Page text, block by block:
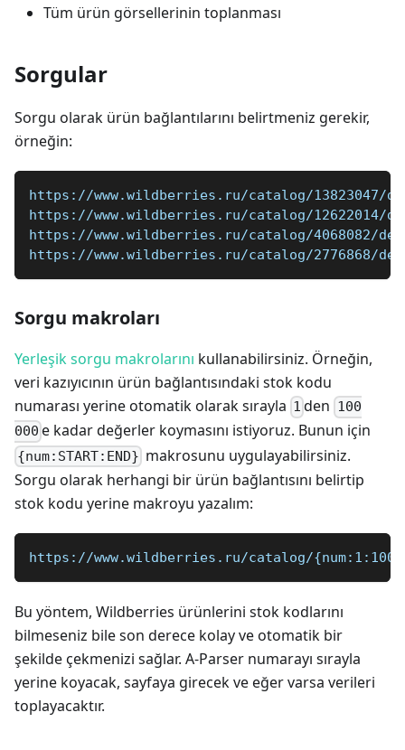
Tüm ürün görsellerinin toplanması
Sorgular
Sorgu olarak ürün bağlantılarını belirtmeniz gerekir,
örneğin:
https://www.wildberries.ru/catalog/13823047/
https://www.wildberries.ru/catalog/12622014/
https://www.wildberries.ru/catalog/4068082/
https://www.wildberries.ru/catalog/2776868/
Sorgu makroları
Yerleşik sorgu makrolarını kullanabilirsiniz. Örneğin,
veri kazıyıcının ürün bağlantısındaki stok kodu
numarası yerine otomatik olarak sırayla 1 den 100
000 e kadar değerler koymasını istiyoruz. Bunun için
{num:START:END} makrosunu uygulayabilirsiniz.
Sorgu olarak herhangi bir ürün bağlantısını belirtip
stok kodu yerine makroyu yazalım:
https://www.wildberries.ru/catalog/
Bu yöntem, Wildberries ürünlerini stok kodlarını
bilmeseniz bile son derece kolay ve otomatik bir
şekilde çekmenizi sağlar. A-Parser numarayı sırayla
yerine koyacak, sayfaya girecek ve eğer varsa verileri
toplayacaktır.